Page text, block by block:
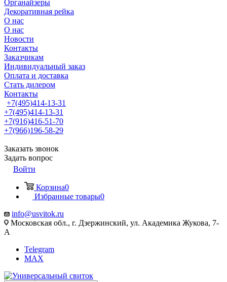
Органайзеры
Декоративная рейка
О нас
О нас
Новости
Контакты
Заказчикам
Индивидуальный заказ
Оплата и доставка
Стать дилером
Контакты
+7(495)414-13-31
+7(495)414-13-31
+7(916)416-51-70
+7(966)196-58-29
Заказать звонок
Задать вопрос
Войти
Корзина0
Избранные товары0
info@usvitok.ru
Московская обл., г. Дзержинский, ул. Академика Жукова, 7-
А
Telegram
MAX